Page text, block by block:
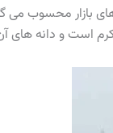
بازار محسوب می